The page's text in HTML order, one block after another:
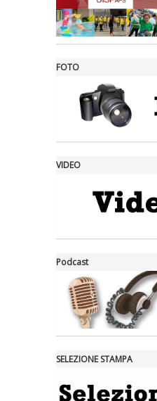
FOTO
VIDEO
Podcast
SELEZIONE STAMPA